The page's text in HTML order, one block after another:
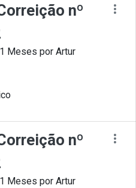
nº
Meses por Artur
nº
Meses por Artur